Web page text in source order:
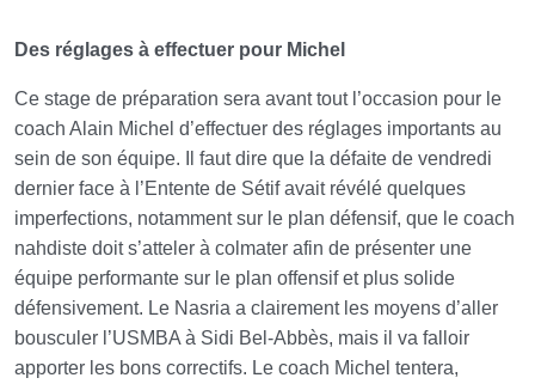
Des réglages à effectuer pour Michel
Ce stage de préparation sera avant tout l’occasion pour le
coach Alain Michel d’effectuer des réglages importants au
sein de son équipe. Il faut dire que la défaite de vendredi
dernier face à l’Entente de Sétif avait révélé quelques
imperfections, notamment sur le plan défensif, que le coach
nahdiste doit s’atteler à colmater afin de présenter une
équipe performante sur le plan offensif et plus solide
défensivement. Le Nasria a clairement les moyens d’aller
bousculer l’USMBA à Sidi Bel-Abbès, mais il va falloir
apporter les bons correctifs. Le coach Michel tentera,